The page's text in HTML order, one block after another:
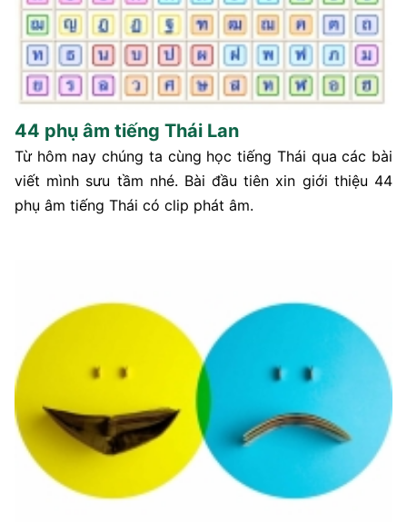
44 phụ âm tiếng Thái Lan
Từ hôm nay chúng ta cùng học tiếng Thái qua các bài
viết mình sưu tầm nhé. Bài đầu tiên xin giới thiệu 44
phụ âm tiếng Thái có clip phát âm.